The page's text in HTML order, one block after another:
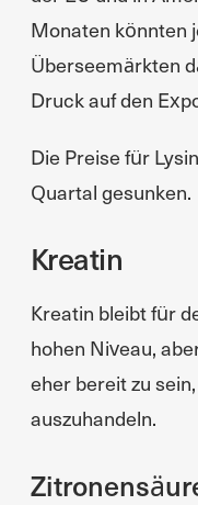
Monaten könnten
Überseemärkten
Druck auf den
Die Preise für
Quartal gesunken.
Kreatin
Kreatin bleibt für
hohen Niveau,
eher bereit zu
auszuhandeln.